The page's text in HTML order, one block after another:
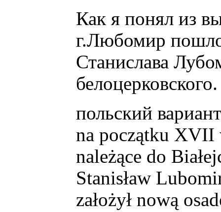
Как я понял из
г.Любомир
Станислава
белоцерковского.
польский
na początku XVII
należące do
Stanisław
założył nową